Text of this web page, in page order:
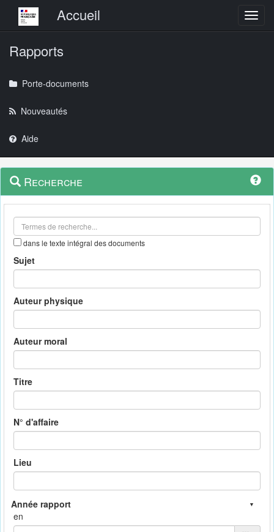
Menu principalAccueil
Rapports
Porte-documents
Nouveautés
Aide
Navigation
outils
Menu
contextuel
Recherche
dans le texte intégral des documents
Sujet
Auteur physique
Auteur moral
Titre
N° d'affaire
Lieu
en